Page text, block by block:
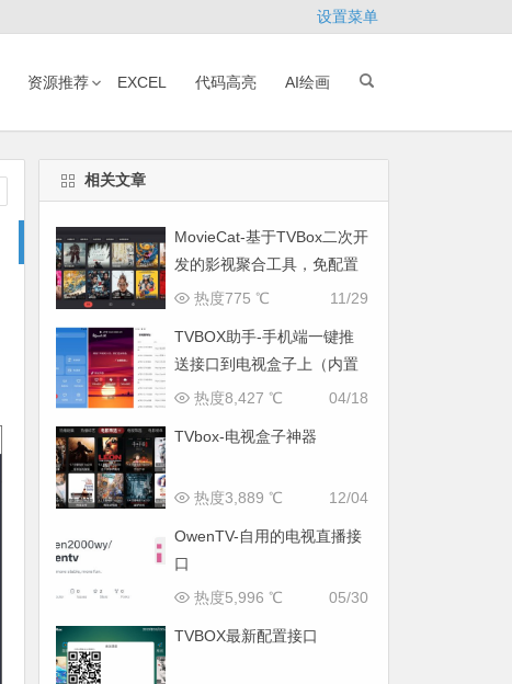
设置菜单
资源推荐 EXCEL 代码高亮 AI绘画
相关文章
MovieCat-基于TVBox二次开
发的影视聚合工具，免配置
内置接口开箱即用
11/29
热度775 ℃
TVBOX助手-手机端一键推
送接口到电视盒子上（内置
热门接口）
04/18
热度8,427 ℃
TVbox-电视盒子神器
12/04
热度3,889 ℃
OwenTV-自用的电视直播接
口
05/30
热度5,996 ℃
TVBOX最新配置接口